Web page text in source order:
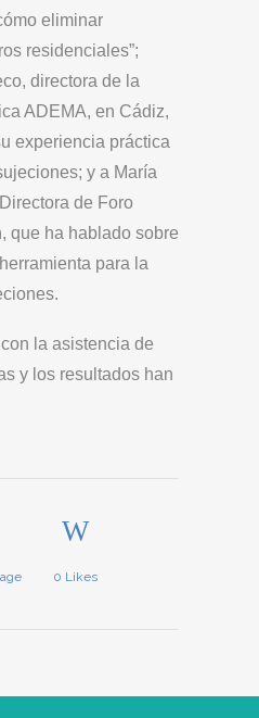
eliminar
residenciales”;
directora de la
ADEMA, en Cádiz,
experiencia práctica
y a María
de Foro
que ha hablado sobre
para la
la asistencia de
y los resultados han
0 Likes